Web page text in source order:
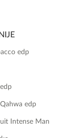
edp
edp
Intense Man